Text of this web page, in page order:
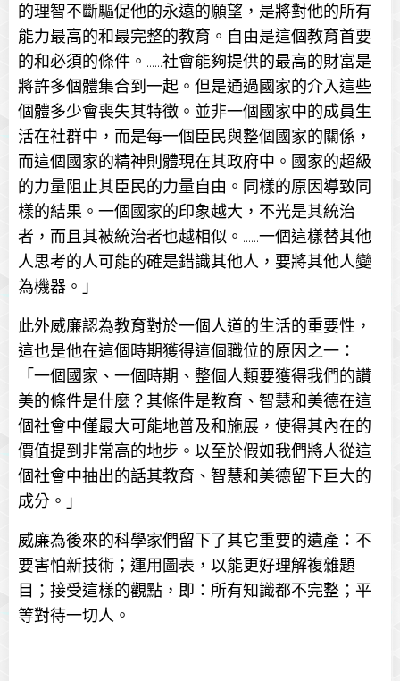
的理智不斷驅促他的永遠的願望，是將對他的所有
能力最高的和最完整的教育。自由是這個教育首要
的和必須的條件。......社會能夠提供的最高的財富是
將許多個體集合到一起。但是通過國家的介入這些
個體多少會喪失其特徵。並非一個國家中的成員生
活在社群中，而是每一個臣民與整個國家的關係，
而這個國家的精神則體現在其政府中。國家的超級
的力量阻止其臣民的力量自由。同樣的原因導致同
樣的結果。一個國家的印象越大，不光是其統治
者，而且其被統治者也越相似。......一個這樣替其他
人思考的人可能的確是錯識其他人，要將其他人變
為機器。」
此外威廉認為教育對於一個人道的生活的重要性，
這也是他在這個時期獲得這個職位的原因之一：
「一個國家、一個時期、整個人類要獲得我們的讚
美的條件是什麼？其條件是教育、智慧和美德在這
個社會中僅最大可能地普及和施展，使得其內在的
價值提到非常高的地步。以至於假如我們將人從這
個社會中抽出的話其教育、智慧和美德留下巨大的
成分。」
威廉為後來的科學家們留下了其它重要的遺產：不
要害怕新技術；運用圖表，以能更好理解複雜題
目；接受這樣的觀點，即：所有知識都不完整；平
等對待一切人。